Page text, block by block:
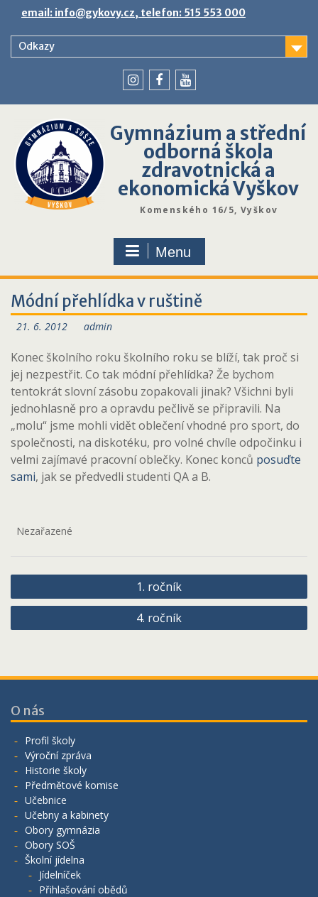
content
email: info@gykovy.cz, telefon: 515 553 000
Odkazy
Gymnázium a střední
odborná škola
zdravotnická a
ekonomická Vyškov
Komenského 16/5, Vyškov
Menu
Módní přehlídka v ruštině
21. 6. 2012 admin
Konec školního roku školního roku se blíží, tak proč si
jej nezpestřit. Co tak módní přehlídka? Že bychom
tentokrát slovní zásobu zopakovali jinak? Všichni byli
jednohlasně pro a opravdu pečlivě se připravili. Na
„molu“ jsme mohli vidět oblečení vhodné pro sport, do
společnosti, na diskotéku, pro volné chvíle odpočinku i
velmi zajímavé pracovní oblečky. Konec konců posuďte
sami, jak se předvedli studenti QA a B.
Nezařazené
Navigace
pro
1. ročník
4. ročník
O nás
Profil školy
Výroční zpráva
Historie školy
Předmětové komise
Učebnice
Učebny a kabinety
Obory gymnázia
Obory SOŠ
Školní jídelna
Jídelníček
Přihlašování obědů